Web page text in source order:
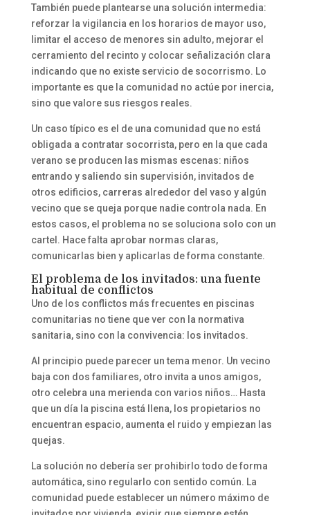
También puede plantearse una solución intermedia:
reforzar la vigilancia en los horarios de mayor uso,
limitar el acceso de menores sin adulto, mejorar el
cerramiento del recinto y colocar señalización clara
indicando que no existe servicio de socorrismo. Lo
importante es que la comunidad no actúe por inercia,
sino que valore sus riesgos reales.
Un caso típico es el de una comunidad que no está
obligada a contratar socorrista, pero en la que cada
verano se producen las mismas escenas: niños
entrando y saliendo sin supervisión, invitados de
otros edificios, carreras alrededor del vaso y algún
vecino que se queja porque nadie controla nada. En
estos casos, el problema no se soluciona solo con un
cartel. Hace falta aprobar normas claras,
comunicarlas bien y aplicarlas de forma constante.
El problema de los invitados: una fuente
habitual de conflictos
Uno de los conflictos más frecuentes en piscinas
comunitarias no tiene que ver con la normativa
sanitaria, sino con la convivencia: los invitados.
Al principio puede parecer un tema menor. Un vecino
baja con dos familiares, otro invita a unos amigos,
otro celebra una merienda con varios niños… Hasta
que un día la piscina está llena, los propietarios no
encuentran espacio, aumenta el ruido y empiezan las
quejas.
La solución no debería ser prohibirlo todo de forma
automática, sino regularlo con sentido común. La
comunidad puede establecer un número máximo de